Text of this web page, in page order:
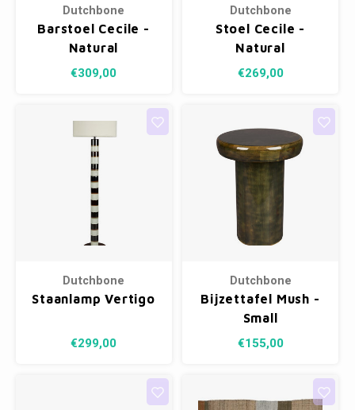
Dutchbone
Barstoel Cecile -
Natural
€309,00
Dutchbone
Stoel Cecile -
Natural
€269,00
Dutchbone
Staanlamp Vertigo
€299,00
Dutchbone
Bijzettafel Mush -
Small
€155,00